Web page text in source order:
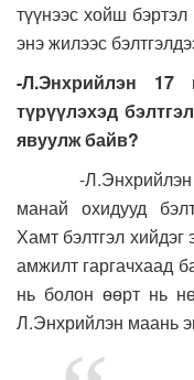
түүнээс хойш
энэ жилээс
-Л.Энхрийлэн 17
түрүүлэхэд
явуулж байв?
-Л.Энхрийлэн
манай охидууд
Хамт бэлтгэл хийдэг
амжилт гаргачхаад
нь болон өөрт нь
Л.Энхрийлэн маань